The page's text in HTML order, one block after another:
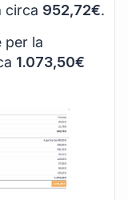
circa 952,72€.
per la
1.073,50€